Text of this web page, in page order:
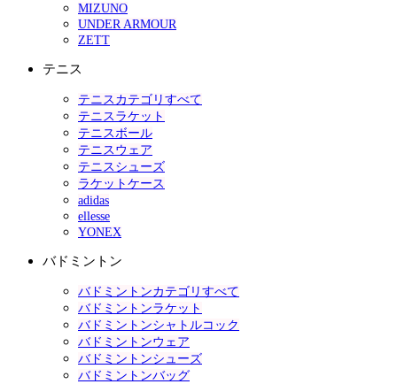
MIZUNO
UNDER ARMOUR
ZETT
テニス
テニスカテゴリすべて
テニスラケット
テニスボール
テニスウェア
テニスシューズ
ラケットケース
adidas
ellesse
YONEX
バドミントン
バドミントンカテゴリすべて
バドミントンラケット
バドミントンシャトルコック
バドミントンウェア
バドミントンシューズ
バドミントンバッグ